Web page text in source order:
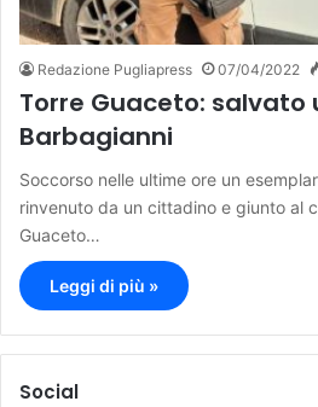
Redazione Pugliapress 07/04/2022
Torre Guaceto: salvato
Barbagianni
Soccorso nelle ultime ore un
rinvenuto da un cittadino e giunto al
Guaceto…
Leggi di più »
Social